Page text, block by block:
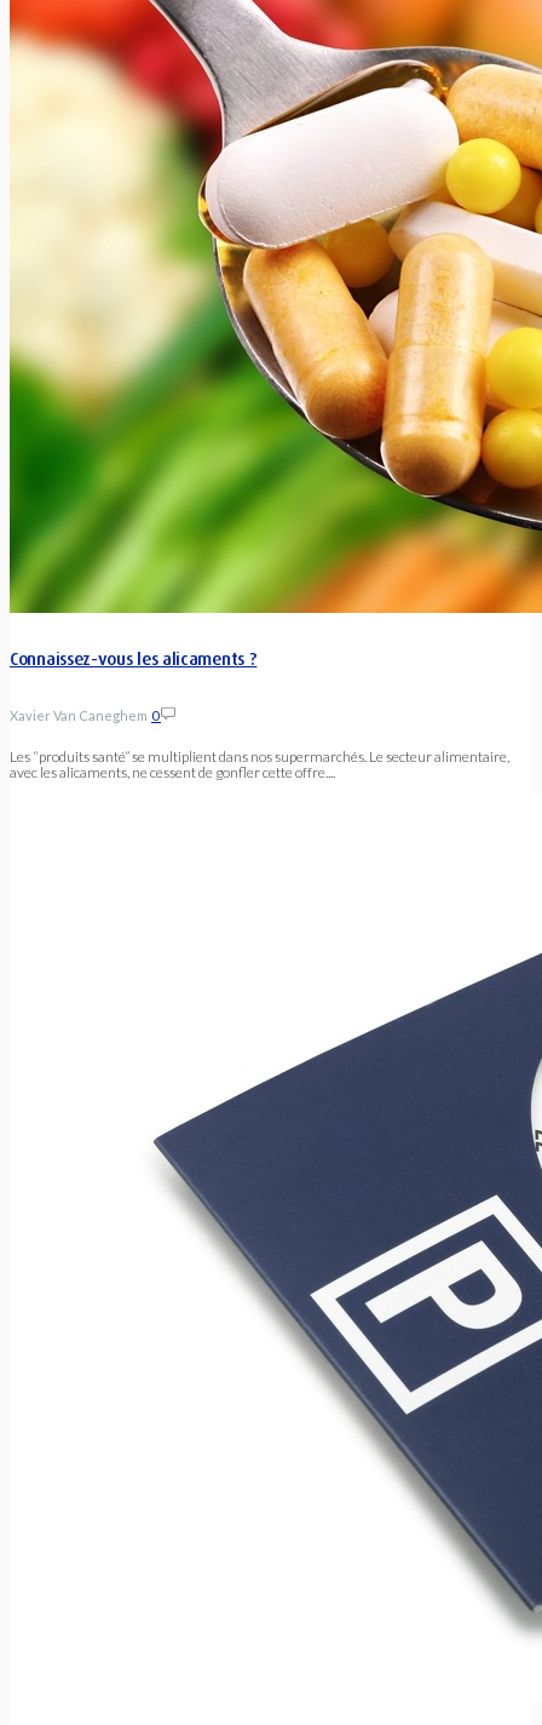
Connaissez-vous les alicaments ?
Xavier Van Caneghem 0
Les “produits santé” se multiplient dans nos supermarchés. Le secteur alimentaire,
avec les alicaments, ne cessent de gonfler cette offre....